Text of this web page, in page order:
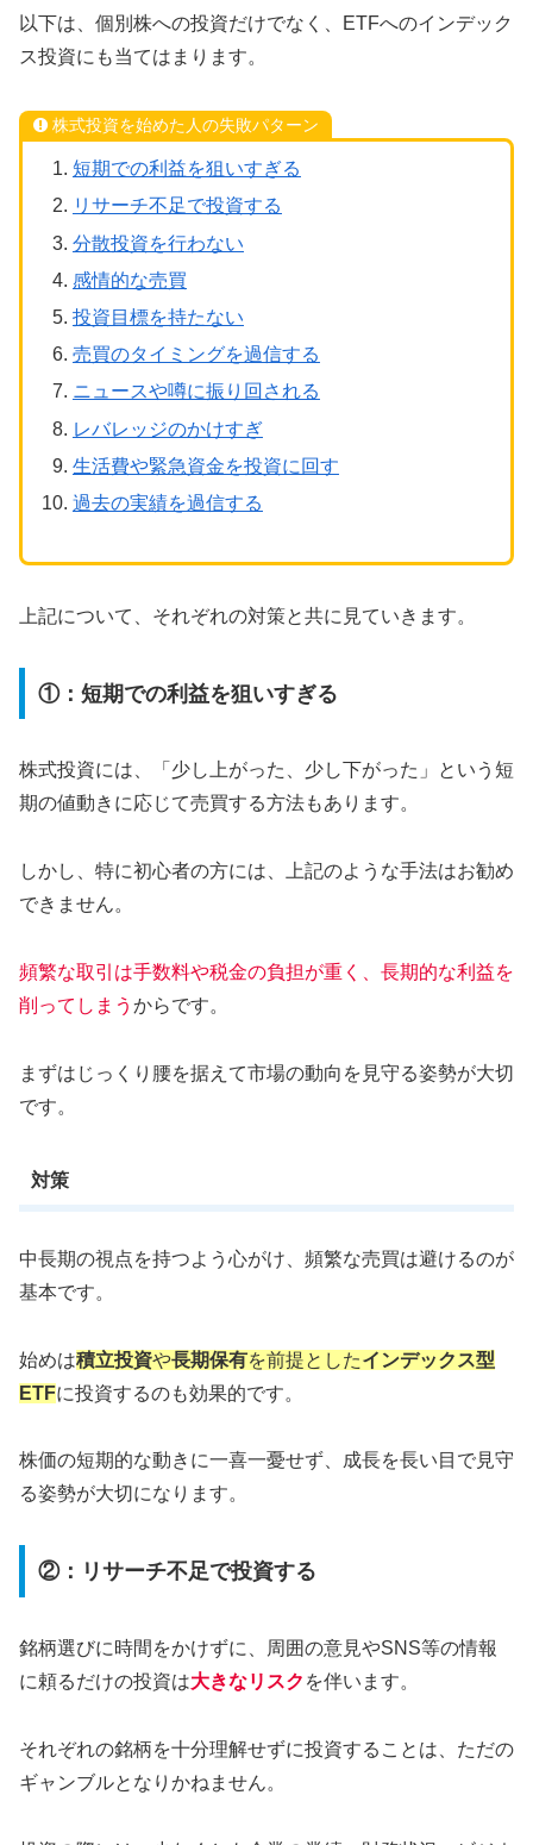
以下は、個別株への投資だけでなく、ETFへのインデック
ス投資にも当てはまります。
株式投資を始めた人の失敗パターン
短期での利益を狙いすぎる
リサーチ不足で投資する
分散投資を行わない
感情的な売買
投資目標を持たない
売買のタイミングを過信する
ニュースや噂に振り回される
レバレッジのかけすぎ
生活費や緊急資金を投資に回す
過去の実績を過信する
上記について、それぞれの対策と共に見ていきます。
①：短期での利益を狙いすぎる
株式投資には、「少し上がった、少し下がった」という短
期の値動きに応じて売買する方法もあります。
しかし、特に初心者の方には、上記のような手法はお勧め
できません。
頻繁な取引は手数料や税金の負担が重く、長期的な利益を
削ってしまう からです。
まずはじっくり腰を据えて市場の動向を見守る姿勢が大切
です。
対策
中長期の視点を持つよう心がけ、頻繁な売買は避けるのが
基本です。
始めは積立投資や長期保有を前提としたインデックス型
ETFに投資するのも効果的です。
株価の短期的な動きに一喜一憂せず、成長を長い目で見守
る姿勢が大切になります。
②：リサーチ不足で投資する
銘柄選びに時間をかけずに、周囲の意見やSNS等の情報
に頼るだけの投資は大きなリスク を伴います。
それぞれの銘柄を十分理解せずに投資することは、ただの
ギャンブルとなりかねません。